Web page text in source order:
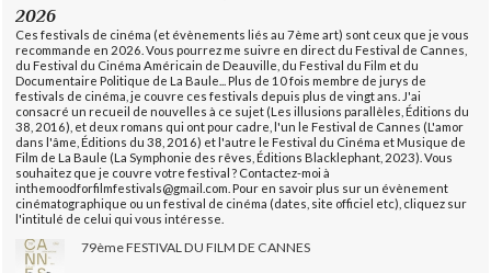
2026
Ces festivals de cinéma (et évènements liés au 7ème art) sont ceux que je vous
recommande en 2026. Vous pourrez me suivre en direct du Festival de Cannes,
du Festival du Cinéma Américain de Deauville, du Festival du Film et du
Documentaire Politique de La Baule... Plus de 10 fois membre de jurys de
festivals de cinéma, je couvre ces festivals depuis plus de vingt ans. J'ai
consacré un recueil de nouvelles à ce sujet (Les illusions parallèles, Éditions du
38, 2016), et deux romans qui ont pour cadre, l'un le Festival de Cannes (L'amor
dans l'âme, Éditions du 38, 2016) et l'autre le Festival du Cinéma et Musique de
Film de La Baule (La Symphonie des rêves, Éditions Blacklephant, 2023). Vous
souhaitez que je couvre votre festival ? Contactez-moi à
inthemoodforfilmfestivals@gmail.com. Pour en savoir plus sur un évènement
cinématographique ou un festival de cinéma (dates, site officiel etc), cliquez sur
l'intitulé de celui qui vous intéresse.
79ème FESTIVAL DU FILM DE CANNES